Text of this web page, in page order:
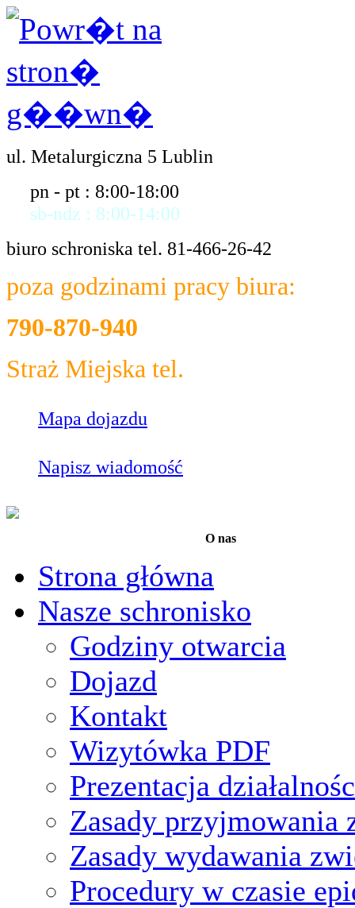
ul. Metalurgiczna 5 Lublin
pn - pt : 8:00-18:00
sb-ndz : 8:00-14:00
biuro schroniska tel. 81-466-26-42
poza godzinami pracy biura:
790-870-940
Straż Miejska tel.
Mapa dojazdu
Napisz wiadomość
O nas
Strona główna
Nasze schronisko
Godziny otwarcia
Dojazd
Kontakt
Wizytówka PDF
Prezentacja
Zasady przyjmowania
Zasady wydawania
Procedury w czasie